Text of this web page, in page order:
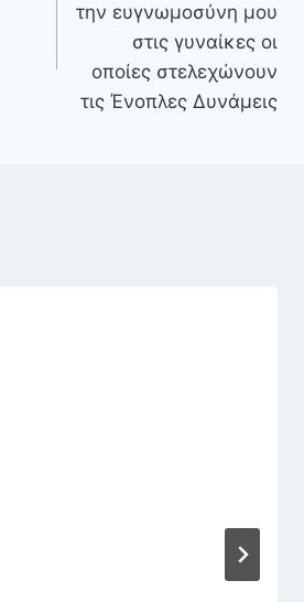
την ευγνωμοσύνη μου
στις γυναίκες οι
οποίες στελεχώνουν
τις Ένοπλες Δυνάμεις